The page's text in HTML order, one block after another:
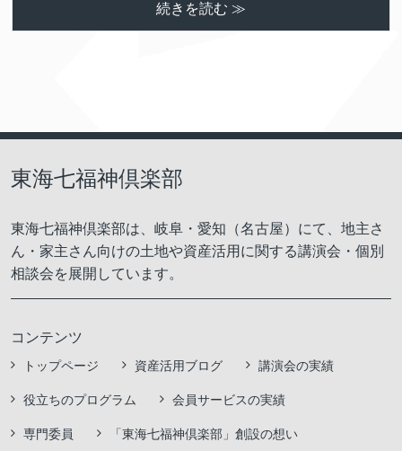
続きを読む ≫
東海七福神倶楽部
東海七福神倶楽部は、岐阜・愛知（名古屋）にて、地主さ
ん・家主さん向けの土地や資産活用に関する講演会・個別
相談会を展開しています。
コンテンツ
トップページ 資産活用ブログ 講演会の実績
役立ちのプログラム 会員サービスの実績
専門委員 「東海七福神倶楽部」創設の想い